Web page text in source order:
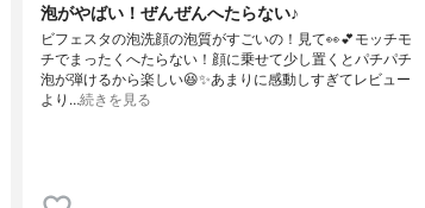
泡がやばい！ぜんぜんへたらない♪
ビフェスタの泡洗顔の泡質がすごいの！見て👀💕モッチモ
チでまったくへたらない！顔に乗せて少し置くとパチパチ
泡が弾けるから楽しい😆✨あまりに感動しすぎてレビュー
より…続きを見る